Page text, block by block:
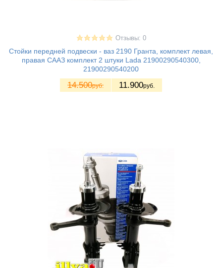
Отзывы: 0
Стойки передней подвески - ваз 2190 Гранта, комплект левая,
правая СААЗ комплект 2 штуки Lada 21900290540300,
21900290540200
14.500руб. 11.900руб.